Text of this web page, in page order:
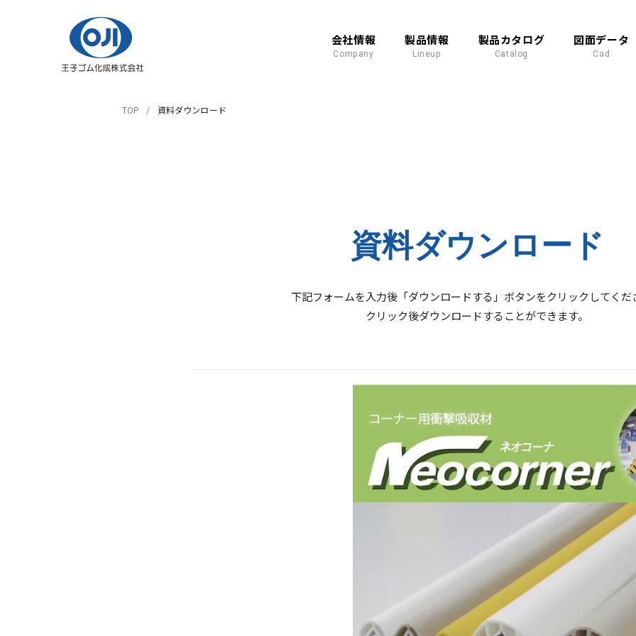
会社情報
Company
製品情報
Lineup
製品カタログ
Catalog
図面データ
Cad
TOP 資料ダウンロード
資料ダウンロード
下記フォームを入力後「ダウンロードする」ボタンをクリックしてくだ
クリック後ダウンロードすることができます。